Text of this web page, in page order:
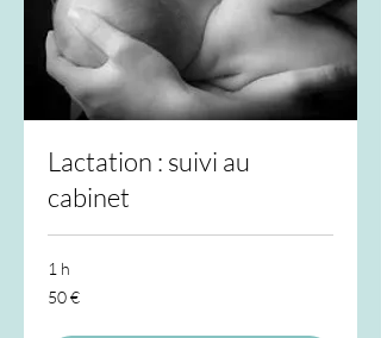
Lactation : suivi au
cabinet
1 h
50
euros
50 €